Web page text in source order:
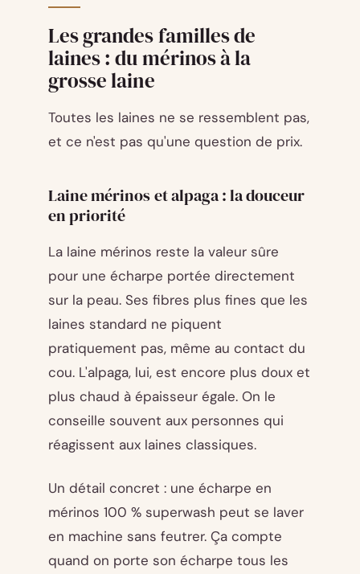
Les grandes familles de
laines : du mérinos à la
grosse laine
Toutes les laines ne se ressemblent pas,
et ce n'est pas qu'une question de prix.
Laine mérinos et alpaga : la douceur
en priorité
La laine mérinos reste la valeur sûre
pour une écharpe portée directement
sur la peau. Ses fibres plus fines que les
laines standard ne piquent
pratiquement pas, même au contact du
cou. L'alpaga, lui, est encore plus doux et
plus chaud à épaisseur égale. On le
conseille souvent aux personnes qui
réagissent aux laines classiques.
Un détail concret : une écharpe en
mérinos 100 % superwash peut se laver
en machine sans feutrer. Ça compte
quand on porte son écharpe tous les